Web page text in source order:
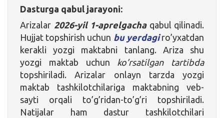
Dasturga qabul jarayoni:
Arizalar 2026-yil 1-aprelgachaqabul qilinadi.
Hujjat topshirish uchun bu yerdagiro’yxatdan
kerakli yozgi maktabni tanlang. Ariza shu
yozgi maktab uchun ko’rsatilgan tartibda
topshiriladi. Arizalar onlayn tarzda yozgi
maktab tashkilotchilariga maktabning veb-
sayti orqali to’g’ridan-to’g’ri topshiriladi.
Natijalar ham dastur tashkilotchilari